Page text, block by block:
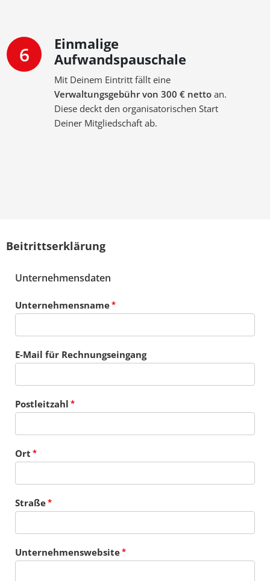
6
Einmalige
Aufwandspauschale
Mit Deinem Eintritt fällt eine
Verwaltungsgebühr von 300 € netto an.
Diese deckt den organisatorischen Start
Deiner Mitgliedschaft ab.
Beitrittserklärung
Unternehmensdaten
Unternehmensname
E-Mail für Rechnungseingang
Postleitzahl
Ort
Straße
Unternehmenswebsite